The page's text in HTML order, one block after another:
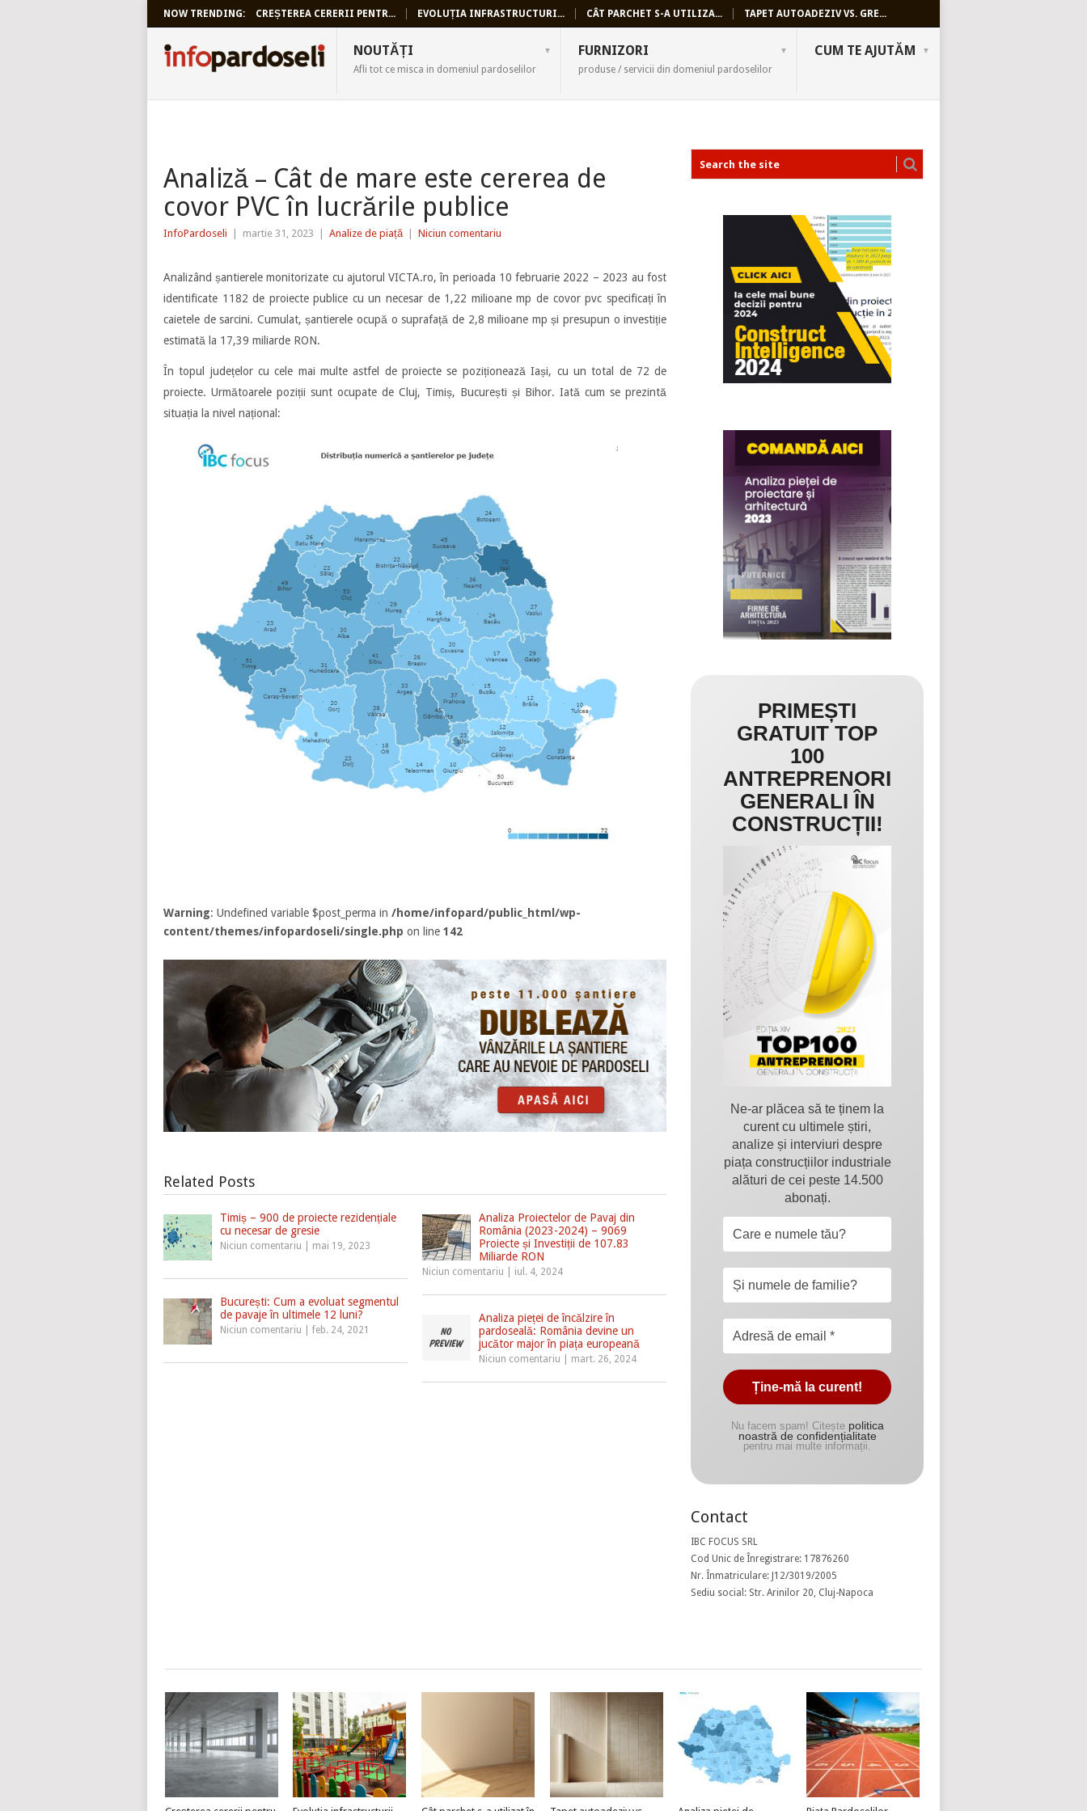
NOW TRENDING: CREȘTEREA CERERII PENTR... EVOLUȚIA INFRASTRUCTURI... CÂT PARCHET S-A UTILIZA... TAPET AUTOADEZIV VS. GRE...
INFOPARDOSELI
NOUTĂȚI
Afli tot ce misca in domeniul pardoselilor
FURNIZORI
produse / servicii din domeniul pardoselilor
CUM TE AJUTĂM
Analiză – Cât de mare este cererea de
covor PVC în lucrările publice
InfoPardoseli martie 31, 2023 Analize de piață Niciun comentariu
Analizând șantierele monitorizate cu ajutorul VICTA.ro, în perioada 10 februarie 2022 – 2023 au fost
identificate 1182 de proiecte publice cu un necesar de 1,22 milioane mp de covor pvc specificați în
caietele de sarcini. Cumulat, șantierele ocupă o suprafață de 2,8 milioane mp și presupun o investiție
estimată la 17,39 miliarde RON.
În topul județelor cu cele mai multe astfel de proiecte se poziționează Iași, cu un total de 72 de
proiecte. Următoarele poziții sunt ocupate de Cluj, Timiș, București și Bihor. Iată cum se prezintă
situația la nivel național:
Warning: Undefined variable $post_perma in /home/infopard/public_html/wp-
content/themes/infopardoseli/single.php on line 142
Related Posts
Timiș – 900 de proiecte rezidențiale
cu necesar de gresie
Niciun comentariu mai 19, 2023
Analiza Proiectelor de Pavaj din
România (2023-2024) – 9069
Proiecte și Investiții de 107.83
Miliarde RON
Niciun comentariu iul. 4, 2024
București: Cum a evoluat segmentul
de pavaje în ultimele 12 luni?
Niciun comentariu feb. 24, 2021
Analiza pieței de încălzire în
pardoseală: România devine un
jucător major în piața europeană
Niciun comentariu mart. 26, 2024
PRIMEȘTI
GRATUIT TOP
100
ANTREPRENORI
GENERALI ÎN
CONSTRUCȚII!
Ne-ar plăcea să te ținem la
curent cu ultimele știri,
analize și interviuri despre
piața construcțiilor industriale
alături de cei peste 14.500
abonați.
Nu facem spam! Citește politica
noastră de confidențialitate
pentru mai multe informații.
Contact
IBC FOCUS SRL
Cod Unic de Înregistrare: 17876260
Nr. Înmatriculare: J12/3019/2005
Sediu social: Str. Arinilor 20, Cluj-Napoca